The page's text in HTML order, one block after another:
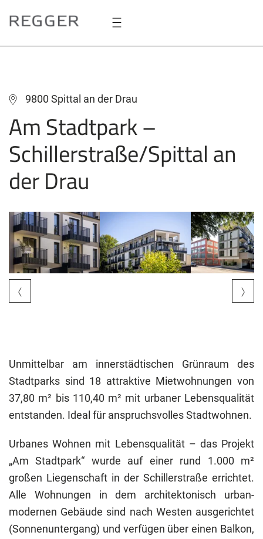
Zum
Hauptinhalt
9800 Spittal an der Drau
Am Stadtpark –
Schillerstraße/Spittal an
der Drau
Unmittelbar am innerstädtischen Grünraum des
Stadtparks sind 18 attraktive Mietwohnungen von
37,80 m² bis 110,40 m² mit urbaner Lebensqualität
entstanden. Ideal für anspruchsvolles Stadtwohnen.
Urbanes Wohnen mit Lebensqualität – das Projekt
„Am Stadtpark“ wurde auf einer rund 1.000 m²
großen Liegenschaft in der Schillerstraße errichtet.
Alle Wohnungen in dem architektonisch urban-
modernen Gebäude sind nach Westen ausgerichtet
(Sonnenuntergang) und verfügen über einen Balkon,